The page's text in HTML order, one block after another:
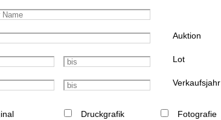
Auktion
Lot
Verkaufsjahr
Druckgrafik Fotografie